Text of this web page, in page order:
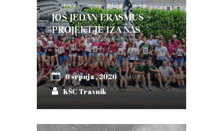
JOŠ JEDAN ERASMUS +
PROJEKT JE IZA NAS
6 srpnja, 2026
KŠC Travnik